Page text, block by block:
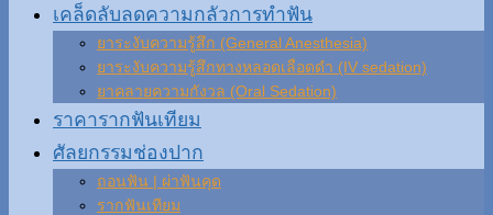
เคล็ดลับลดความกลัวการทำฟัน
ยาระงับความรู้สึก (General Anesthesia)
ยาระงับความรู้สึกทางหลอดเลือดดำ (IV sedation)
ยาคลายความกังวล (Oral Sedation)
ราคารากฟันเทียม
ศัลยกรรมช่องปาก
ถอนฟัน | ผ่าฟันคุด
รากฟันเทียม